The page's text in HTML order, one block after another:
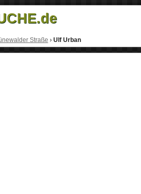
Straße › Ulf Urban